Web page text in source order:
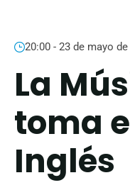
20:00 - 23 de mayo
La
toma
Inglés